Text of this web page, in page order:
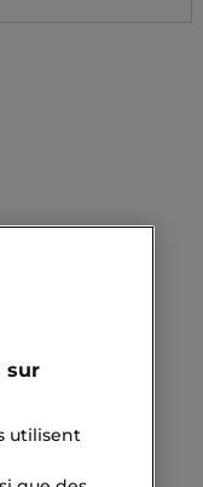
sur
utilisent